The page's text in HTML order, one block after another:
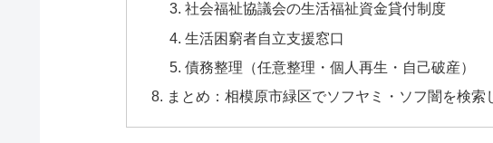
社会福祉協議会の生活福祉資金貸付制度
生活困窮者自立支援窓口
債務整理（任意整理・個人再生・自己破産）
まとめ：相模原市緑区でソフヤミ・ソフ闇を検索